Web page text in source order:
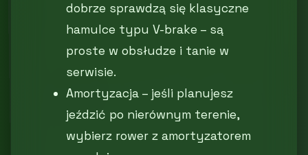
dobrze sprawdzą się klasyczne
hamulce typu V-brake – są
proste w obsłudze i tanie w
serwisie.
Amortyzacja – jeśli planujesz
jeździć po nierównym terenie,
wybierz rower z amortyzatorem